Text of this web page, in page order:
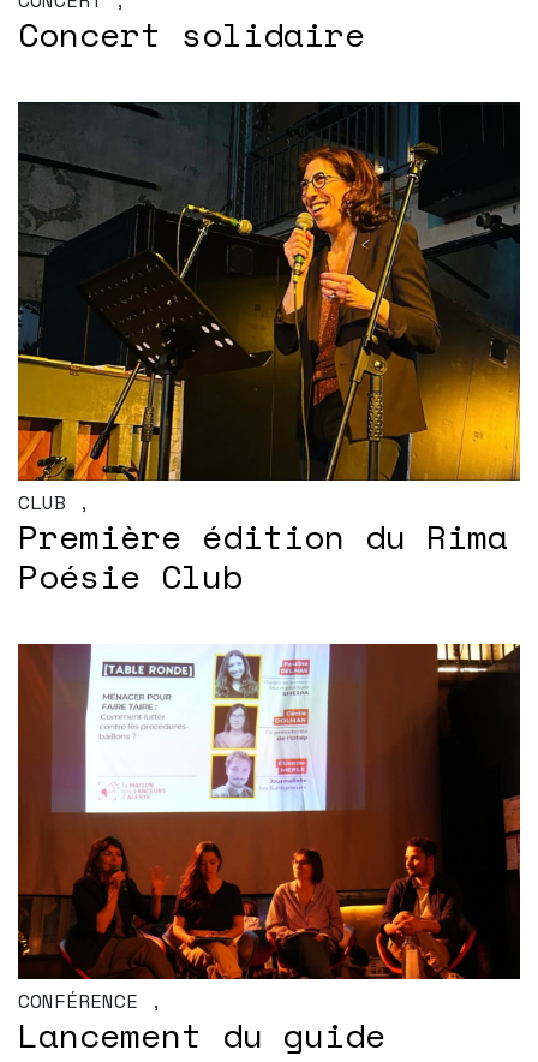
Concert solidaire
CLUB ,
Première édition du Rima
Poésie Club
CONFÉRENCE ,
Lancement du guide